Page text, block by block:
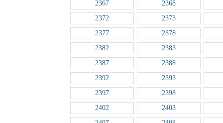
2367
2368
2372
2373
2377
2378
2382
2383
2387
2388
2392
2393
2397
2398
2402
2403